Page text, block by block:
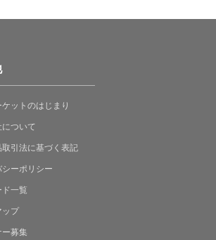
ケットのはじまり
ついて
引法に基づく表記
ーポリシー
一覧
ップ
ー募集